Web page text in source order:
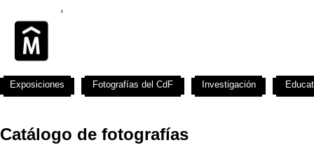
Catálogo de fotografías
Exposiciones Fotografías del CdF Investigación